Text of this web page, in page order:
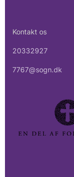
Kontakt os
20332927
7767@sogn.dk